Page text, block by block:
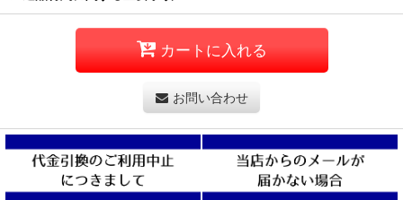
カートに入れる
お問い合わせ